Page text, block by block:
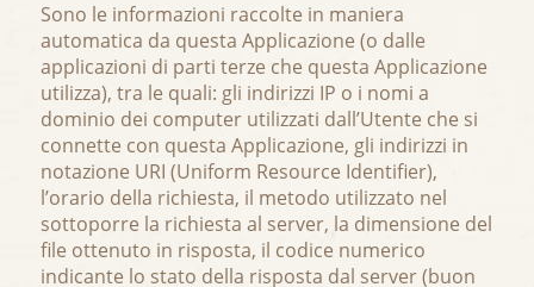
Sono le informazioni raccolte in maniera
automatica da questa Applicazione (o dalle
applicazioni di parti terze che questa Applicazione
utilizza), tra le quali: gli indirizzi IP o i nomi a
dominio dei computer utilizzati dall’Utente che si
connette con questa Applicazione, gli indirizzi in
notazione URI (Uniform Resource Identifier),
l’orario della richiesta, il metodo utilizzato nel
sottoporre la richiesta al server, la dimensione del
file ottenuto in risposta, il codice numerico
indicante lo stato della risposta dal server (buon